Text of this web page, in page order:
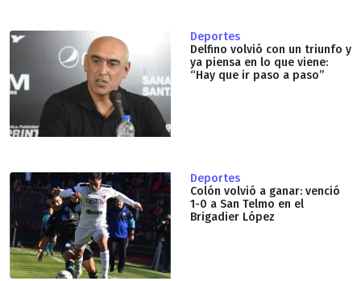
Deportes
Delfino volvió con un triunfo y
ya piensa en lo que viene:
“Hay que ir paso a paso”
Deportes
Colón volvió a ganar: venció
1-0 a San Telmo en el
Brigadier López